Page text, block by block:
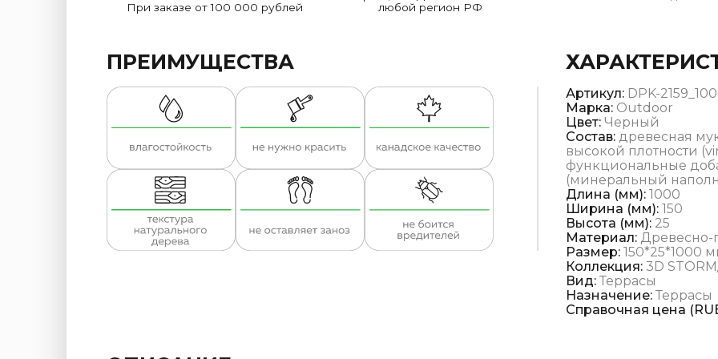
При заказе от 100 000 рублей
любой регион РФ
ПРЕИМУЩЕСТВА
Артикул: DPK-
Марка: Outdoor
Цвет: Черный
Состав: древесная
высокой плотности
функциональные
(минеральный
Длина (мм): 1000
Ширина (мм): 150
Высота (мм): 25
Материал:
Размер: 150*25*1000
Коллекция: 3D
Вид: Террасы
Назначение: Террасы
Справочная цена